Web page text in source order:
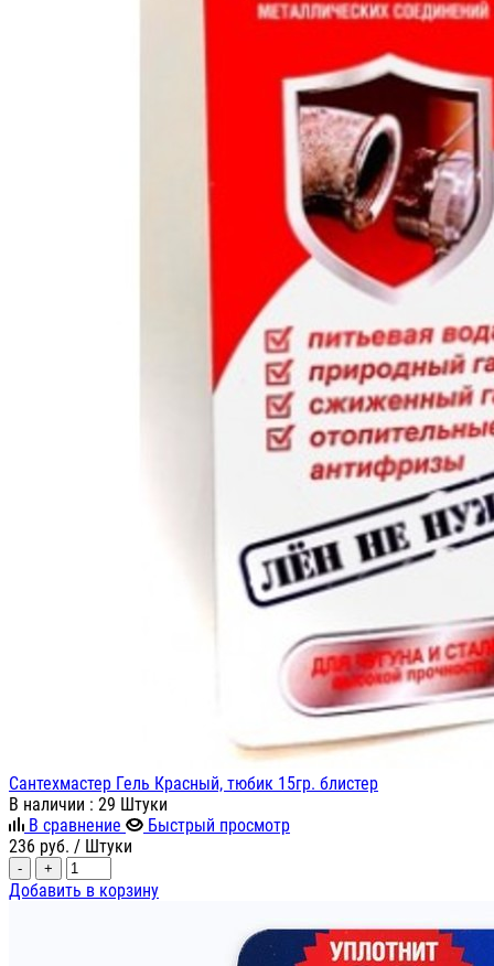
Сантехмастер Гель Красный, тюбик 15гр. блистер
В наличии : 29 Штуки
В сравнение
Быстрый просмотр
236 руб. / Штуки
- +
Добавить в корзину